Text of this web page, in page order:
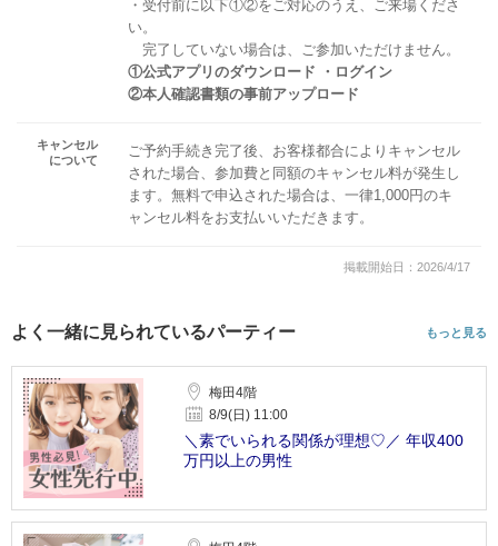
・受付前に以下①②をご対応のうえ、ご来場くださ
い。
完了していない場合は、ご参加いただけません。
①公式アプリのダウンロード ・ログイン
②本人確認書類の事前アップロード
キャンセル
について
ご予約手続き完了後、お客様都合によりキャンセル
された場合、参加費と同額のキャンセル料が発生し
ます。無料で申込された場合は、一律1,000円のキ
ャンセル料をお支払いいただきます。
掲載開始日：2026/4/17
よく一緒に見られているパーティー もっと見る
梅田4階
8/9(日) 11:00
＼素でいられる関係が理想♡／ 年収400
万円以上の男性